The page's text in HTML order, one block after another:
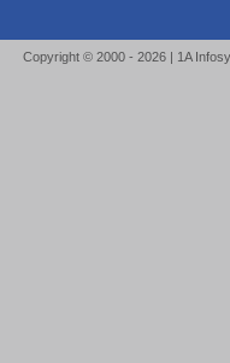
Copyright © 2000 - 2026 | 1A